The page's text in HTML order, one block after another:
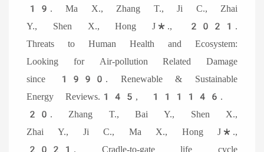
19. Ma X., Zhang T., Ji C., Zhai
Y., Shen X., Hong J*., 2021.
Threats to Human Health and Ecosystem:
Looking for Air-pollution Related Damage
since 1990. Renewable & Sustainable
Energy Reviews.145, 111146.
20. Zhang T., Bai Y., Shen X.,
Zhai Y., Ji C., Ma X., Hong J*.,
2021. Cradle-to-gate life cycle